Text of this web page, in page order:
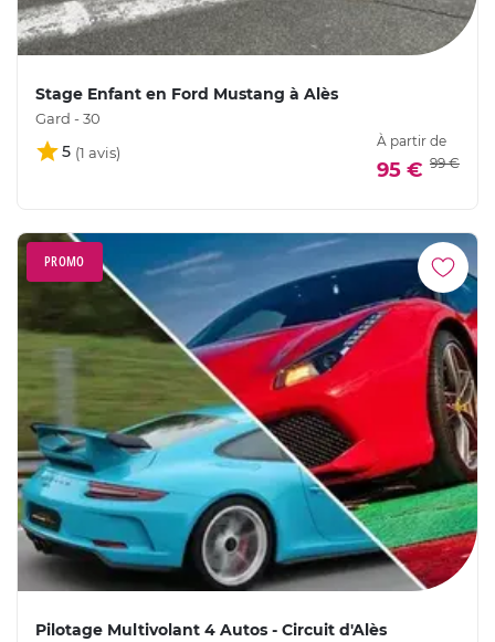
Stage Enfant en Ford Mustang à Alès
Gard - 30
5
À partir de
95 € 99 €
PROMO
Pilotage Multivolant 4 Autos - Circuit d'Alès